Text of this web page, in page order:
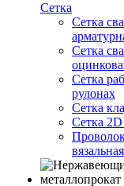
Сетка
Сетка
Сетка
Сетка
рулонах
Сетка
Сетка
вязальная